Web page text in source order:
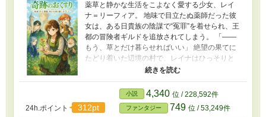
薬草と静かな生活をこよなく愛する少女、レイ
ナ＝リーフィア。 地味で目立たぬ薬師だった彼
女は、ある日貴族の陰謀で“冤罪”を着せられ、王
都の冒険者ギルドを追放されてしまう。 「――
もう、草とだけ暮らせればいい」 絶望の果てに
たどり着いた辺境の村で、レイナはひっそりと
薬を作り始める。だが、彼女の薬はどんな難病
さえ癒す“奇跡の薬”だった。 やがて重病の王子
を治したことで、彼女の正体が王家の“隠し子”だ
と判明し、王都からの使者が訪れる―― 「あな
たの薬に、国を救ってほしい」 導かれるように
24h.ポイント 312pt
小説 4,340 位 / 228,592件
ファンタジー 749 位 / 53,249件